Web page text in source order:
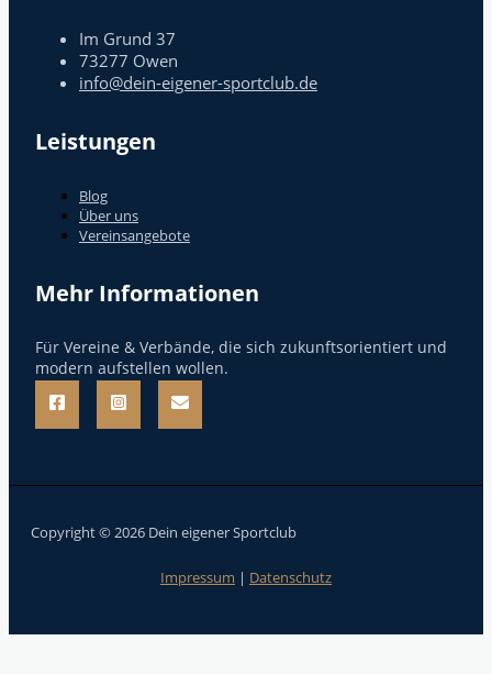
Im Grund 37
73277 Owen
info@dein-eigener-sportclub.de
Leistungen
Blog
Über uns
Vereinsangebote
Mehr Informationen
Für Vereine & Verbände, die sich zukunftsorientiert und
modern aufstellen wollen.
Copyright © 2026 Dein eigener Sportclub
Impressum | Datenschutz